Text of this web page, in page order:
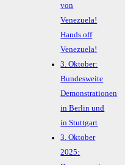
von
Venezuela!
Hands off
Venezuela!
3. Oktober:
Bundesweite
Demonstrationen
in Berlin und
in Stuttgart
3. Oktober
2025: